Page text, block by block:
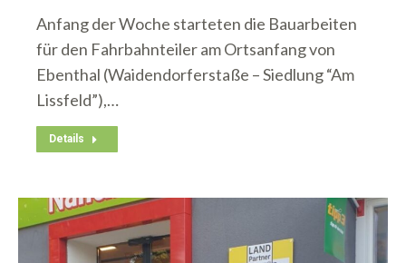
Anfang der Woche starteten die Bauarbeiten
für den Fahrbahnteiler am Ortsanfang von
Ebenthal (Waidendorferstaße – Siedlung “Am
Lissfeld”),…
Details